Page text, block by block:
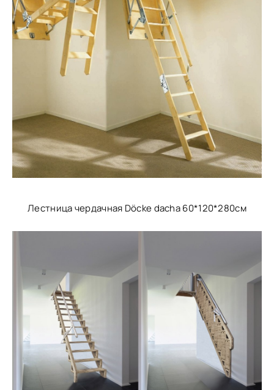
Лестница чердачная Döcke dacha 60*120*280см